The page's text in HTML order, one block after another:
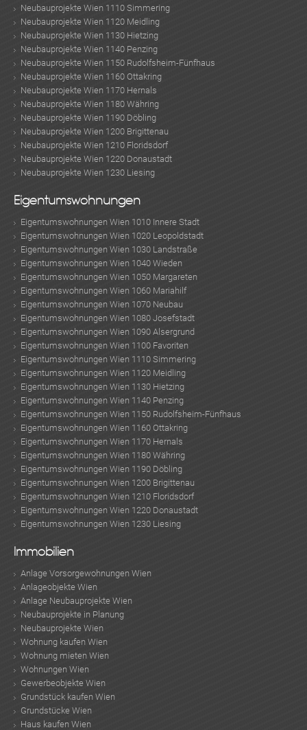
Neubauprojekte Wien 1110 Simmering
Neubauprojekte Wien 1120 Meidling
Neubauprojekte Wien 1130 Hietzing
Neubauprojekte Wien 1140 Penzing
Neubauprojekte Wien 1150 Rudolfsheim-Fünfhaus
Neubauprojekte Wien 1160 Ottakring
Neubauprojekte Wien 1170 Hernals
Neubauprojekte Wien 1180 Währing
Neubauprojekte Wien 1190 Döbling
Neubauprojekte Wien 1200 Brigittenau
Neubauprojekte Wien 1210 Floridsdorf
Neubauprojekte Wien 1220 Donaustadt
Neubauprojekte Wien 1230 Liesing
Eigentumswohnungen
Eigentumswohnungen Wien 1010 Innere Stadt
Eigentumswohnungen Wien 1020 Leopoldstadt
Eigentumswohnungen Wien 1030 Landstraße
Eigentumswohnungen Wien 1040 Wieden
Eigentumswohnungen Wien 1050 Margareten
Eigentumswohnungen Wien 1060 Mariahilf
Eigentumswohnungen Wien 1070 Neubau
Eigentumswohnungen Wien 1080 Josefstadt
Eigentumswohnungen Wien 1090 Alsergrund
Eigentumswohnungen Wien 1100 Favoriten
Eigentumswohnungen Wien 1110 Simmering
Eigentumswohnungen Wien 1120 Meidling
Eigentumswohnungen Wien 1130 Hietzing
Eigentumswohnungen Wien 1140 Penzing
Eigentumswohnungen Wien 1150 Rudolfsheim-Fünfhaus
Eigentumswohnungen Wien 1160 Ottakring
Eigentumswohnungen Wien 1170 Hernals
Eigentumswohnungen Wien 1180 Währing
Eigentumswohnungen Wien 1190 Döbling
Eigentumswohnungen Wien 1200 Brigittenau
Eigentumswohnungen Wien 1210 Floridsdorf
Eigentumswohnungen Wien 1220 Donaustadt
Eigentumswohnungen Wien 1230 Liesing
Immobilien
Anlage Vorsorgewohnungen Wien
Anlageobjekte Wien
Anlage Neubauprojekte Wien
Neubauprojekte in Planung
Neubauprojekte Wien
Wohnung kaufen Wien
Wohnung mieten Wien
Wohnungen Wien
Gewerbeobjekte Wien
Grundstück kaufen Wien
Grundstücke Wien
Haus kaufen Wien